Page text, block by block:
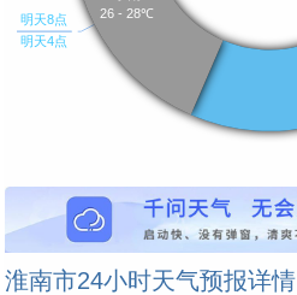
淮南市24小时天气预报详情